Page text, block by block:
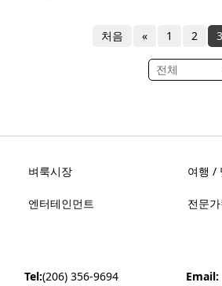
처음 « 1 2 3
벼룩시장 여행 /
엔터테인먼트 전문
Tel:(206) 356-9694
Email: